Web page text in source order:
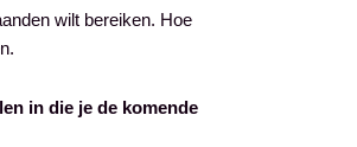
wilt bereiken. Hoe
in die je de komende